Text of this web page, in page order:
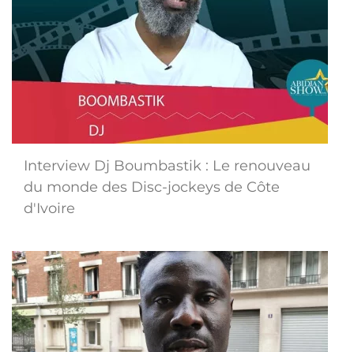
Interview Dj Boumbastik : Le renouveau
du monde des Disc-jockeys de Côte
d'Ivoire